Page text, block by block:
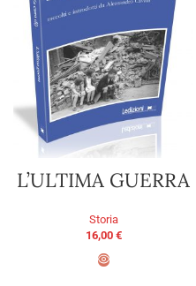
L’ULTIMA GUERRA
Storia
16,00 €